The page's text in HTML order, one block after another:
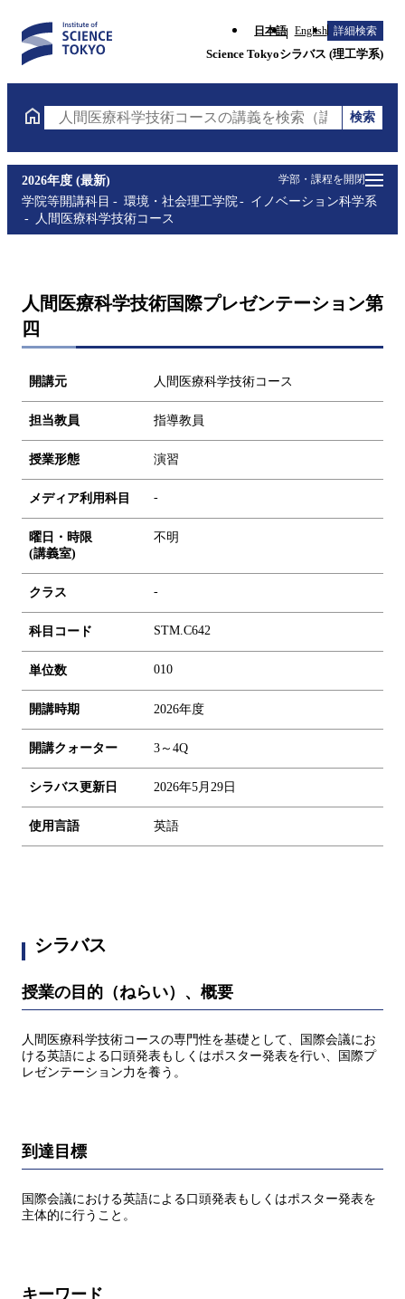
日本語 English 詳細検索
Science Tokyoシラバス (理工学系)
人間医療科学技術コースの講義を検索（講義名・科
検索
学部・課程を開閉
2026年度 (最新)
学院等開講科目
環境・社会理工学院
イノベーション科学系
人間医療科学技術コース
人間医療科学技術国際プレゼンテーション第
四
開講元 人間医療科学技術コース
担当教員 指導教員
授業形態 演習
メディア利用科目 -
曜日・時限
(講義室)
不明
クラス -
科目コード STM.C642
単位数 010
開講時期 2026年度
開講クォーター 3～4Q
シラバス更新日 2026年5月29日
使用言語 英語
シラバス
授業の目的（ねらい）、概要
人間医療科学技術コースの専門性を基礎として、国際会議にお
ける英語による口頭発表もしくはポスター発表を行い、国際プ
レゼンテーション力を養う。
到達目標
国際会議における英語による口頭発表もしくはポスター発表を
主体的に行うこと。
キーワード